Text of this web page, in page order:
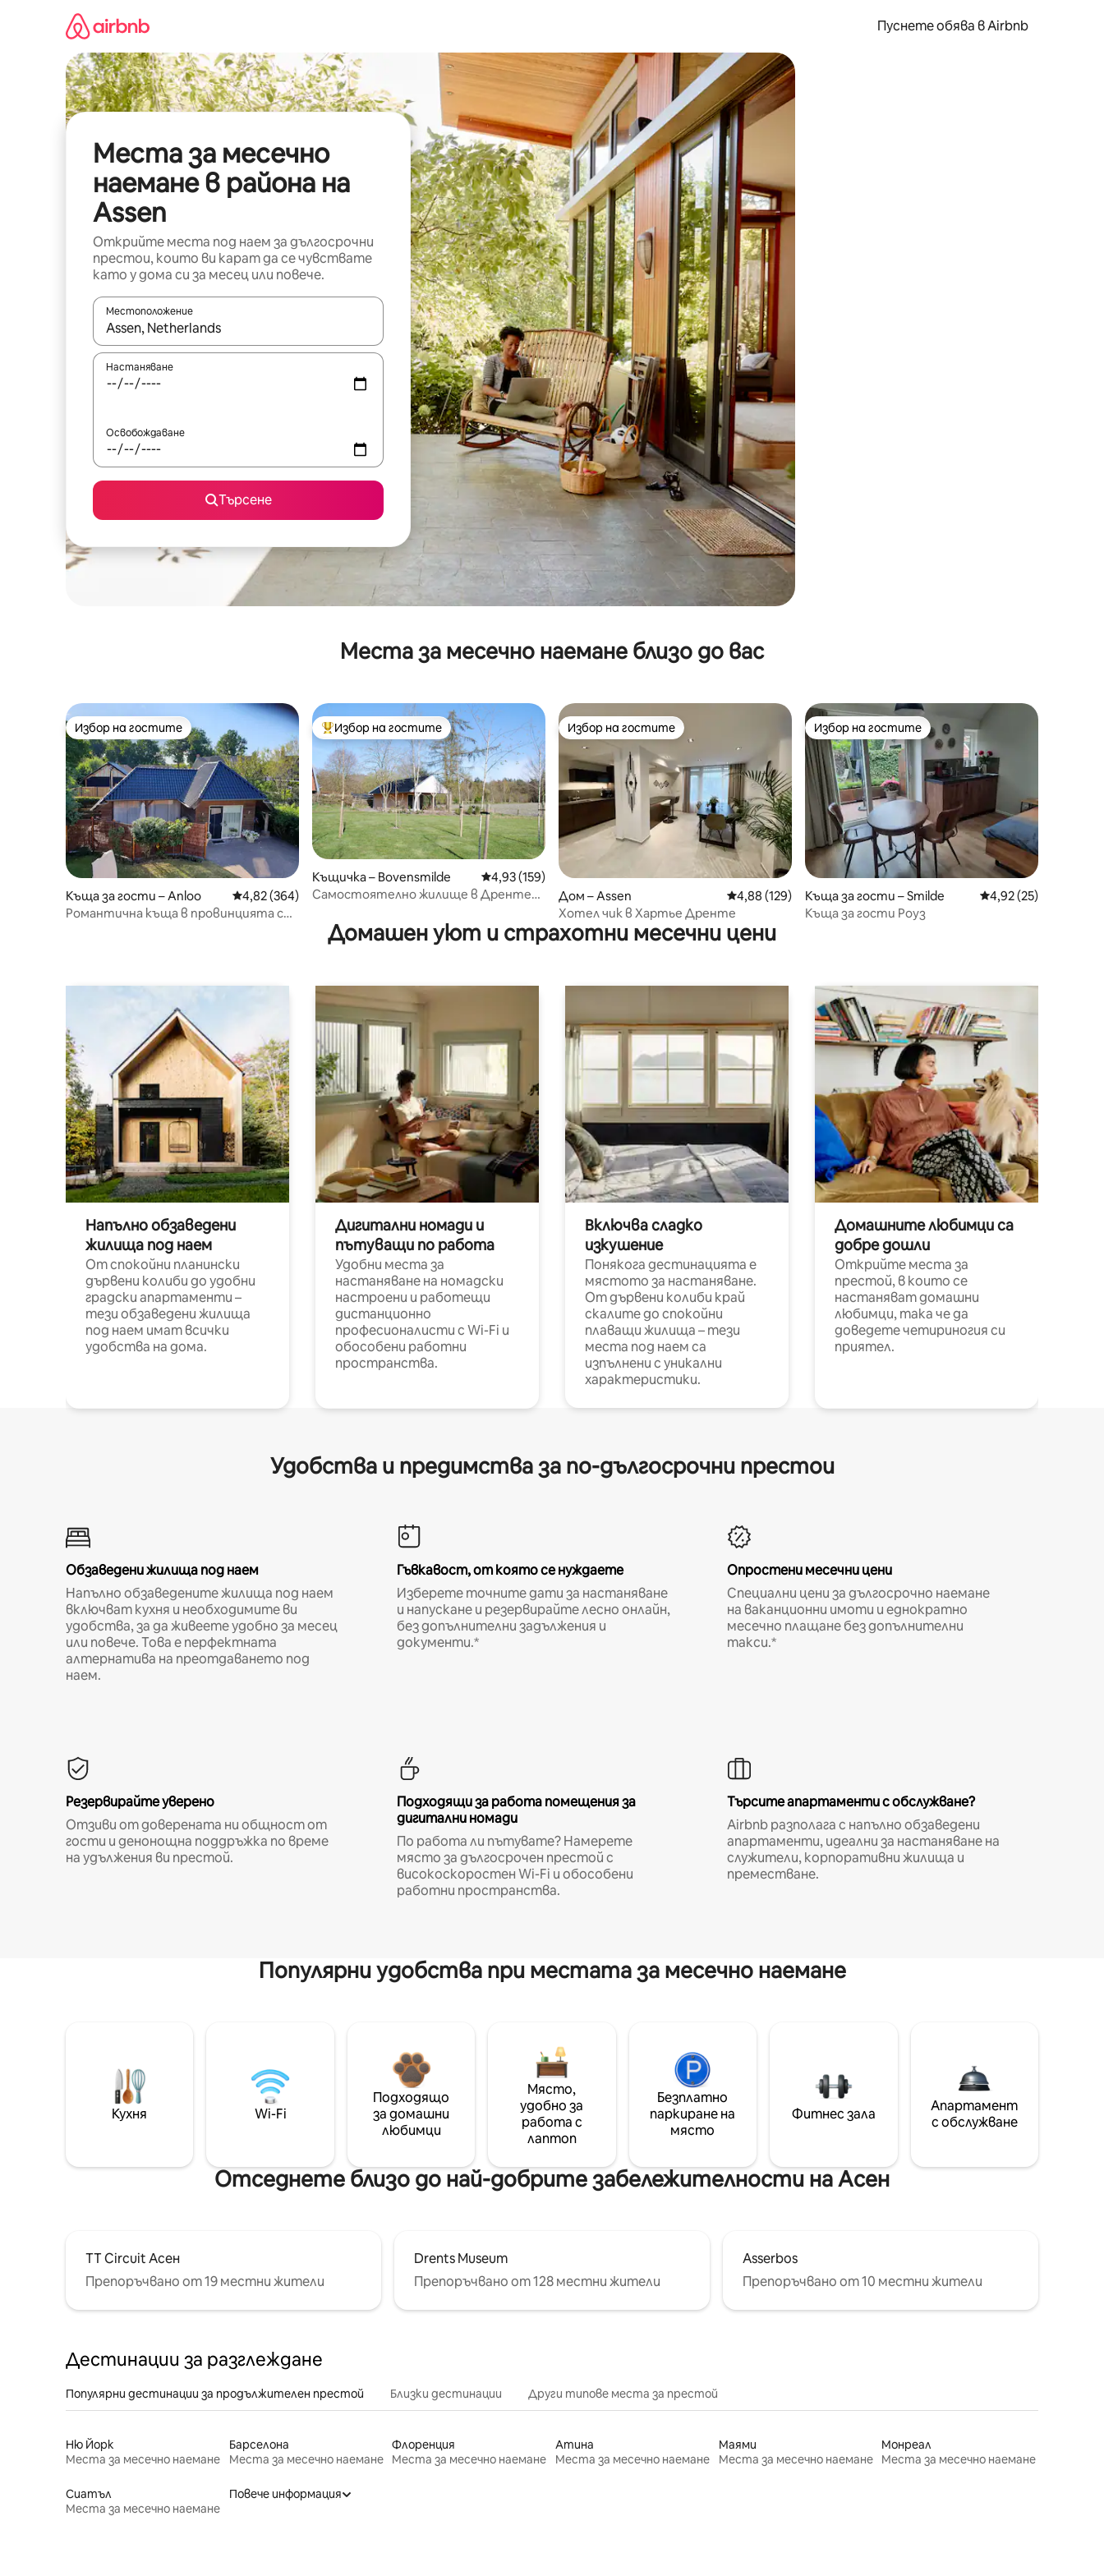
съдържанието
Пуснете обява в Airbnb
Места за месечно
наемане в района на
Assen
Открийте места под наем за дългосрочни
престои, които ви карат да се чувствате
като у дома си за месец или повече.
Местоположение
Когато резултатите се покажат, използвайте клавишите със стрелки нагоре и надолу или навигирайте с докосване или плъзгане.
Настаняване
Освобождаване
Търсене
Места за месечно наемане близо до вас
Избор на гостите
Избор на гостите
Къща за гости – Anloo Средна оценка: 4,82 от 5, 364 отзива
4,82 (364)
Романтична къща в провинцията с
Най-популярен избор на гостите
Избор на гостите
Къщичка – Bovensmilde Средна оценка: 4,93 от 5, 159 отзива
4,93 (159)
Самостоятелно жилище в Дренте
Избор на гостите
Избор на гостите
Дом – Assen Средна оценка: 4,88 от 5, 129 отзива
4,88 (129)
Хотел чик в Хартье Дренте
Избор на гостите
Избор на гостите
Къща за гости – Smilde Средна оценка:
4,92 (25)
Къща за гости Роуз
Домашен уют и страхотни месечни цени
Напълно обзаведени
жилища под наем
От спокойни планински
дървени колиби до удобни
градски апартаменти –
тези обзаведени жилища
под наем имат всички
удобства на дома.
Дигитални номади и
пътуващи по работа
Удобни места за
настаняване на номадски
настроени и работещи
дистанционно
професионалисти с Wi-Fi и
обособени работни
пространства.
Включва сладко
изкушение
Понякога дестинацията е
мястото за настаняване.
От дървени колиби край
скалите до спокойни
плаващи жилища – тези
места под наем са
изпълнени с уникални
характеристики.
Домашните любимци са
добре дошли
Открийте места за
престой, в които се
настаняват домашни
любимци, така че да
доведете четириногия си
приятел.
Удобства и предимства за по-дългосрочни престои
Обзаведени жилища под наем
Напълно обзаведените жилища под наем
включват кухня и необходимите ви
удобства, за да живеете удобно за месец
или повече. Това е перфектната
алтернатива на преотдаването под
наем.
Гъвкавост, от която се нуждаете
Изберете точните дати за настаняване
и напускане и резервирайте лесно онлайн,
без допълнителни задължения и
документи.*
Опростени месечни цени
Специални цени за дългосрочно наемане
на ваканционни имоти и еднократно
месечно плащане без допълнителни
такси.*
Резервирайте уверено
Отзиви от доверената ни общност от
гости и денонощна поддръжка по време
на удължения ви престой.
Подходящи за работа помещения за
дигитални номади
По работа ли пътувате? Намерете
място за дългосрочен престой с
високоскоростен Wi-Fi и обособени
работни пространства.
Търсите апартаменти с обслужване?
Airbnb разполага с напълно обзаведени
апартаменти, идеални за настаняване на
служители, корпоративни жилища и
преместване.
Популярни удобства при местата за месечно наемане
Кухня Wi-Fi
Подходящо
за домашни
любимци
Място,
удобно за
работа с
лаптоп
Безплатно
паркиране на
място
Фитнес зала
Апартамент
с обслужване
Отседнете близо до най-добрите забележителности на Асен
TT Circuit Асен
Препоръчвано от 19 местни жители
Drents Museum
Препоръчвано от 128 местни жители
Asserbos
Препоръчвано от 10 местни жители
Дестинации за разглеждане
Популярни дестинации за продължителен престой Близки дестинации Други типове места за престой
Ню Йорк
Места за месечно наемане
Барселона
Места за месечно наемане
Флоренция
Места за месечно наемане
Атина
Места за месечно наемане
Маями
Места за месечно наемане
Монреал
Места за месечно наемане
Сиатъл
Места за месечно наемане
Повече информация